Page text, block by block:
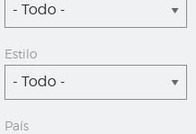
- Todo -
Estilo
- Todo -
País